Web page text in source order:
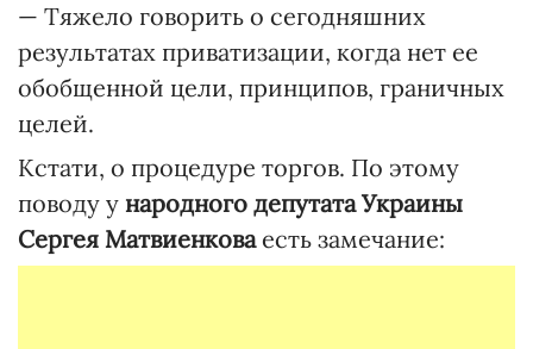
— Тяжело говорить о сегодняшних
результатах приватизации, когда нет ее
обобщенной цели, принципов, граничных
целей.
Кстати, о процедуре торгов. По этому
поводу у народного депутата Украины
Сергея Матвиенковаесть замечание: